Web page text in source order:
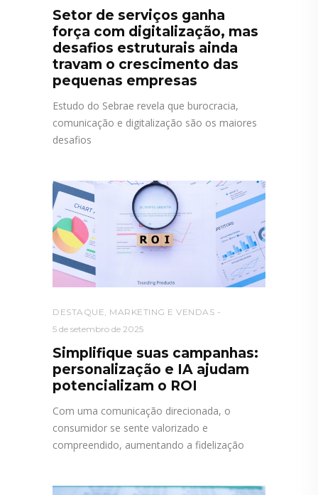
Setor de serviços ganha
força com digitalização, mas
desafios estruturais ainda
travam o crescimento das
pequenas empresas
Estudo do Sebrae revela que burocracia,
comunicação e digitalização são os maiores
desafios
DESTAQUE MARKETING E VENDAS
5 de setembro de 2025
Simplifique suas campanhas:
personalização e IA ajudam
potencializam o ROI
Com uma comunicação direcionada, o
consumidor se sente valorizado e
compreendido, aumentando a fidelização